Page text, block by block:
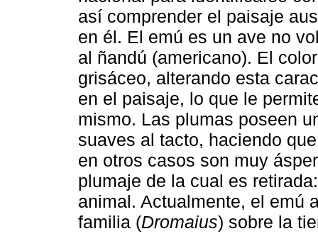
así comprender el paisaje
en él. El emú es un ave no
al ñandú (americano). El
grisáceo, alterando esta
en el paisaje, lo que le
mismo. Las plumas poseen
suaves al tacto, haciendo
en otros casos son muy
plumaje de la cual es
animal. Actualmente, el emú
familia (Dromaius) sobre la